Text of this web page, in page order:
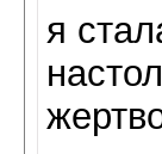
я